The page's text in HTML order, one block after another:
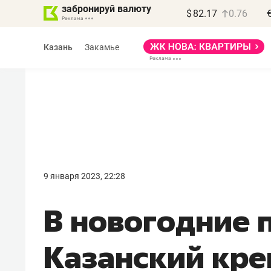
забронируй валюту $ 82.17 0.76
Казань Закамье
9 января 2023, 22:28
В новогодние
Казанский
правил, бизнес может
потерять минимум